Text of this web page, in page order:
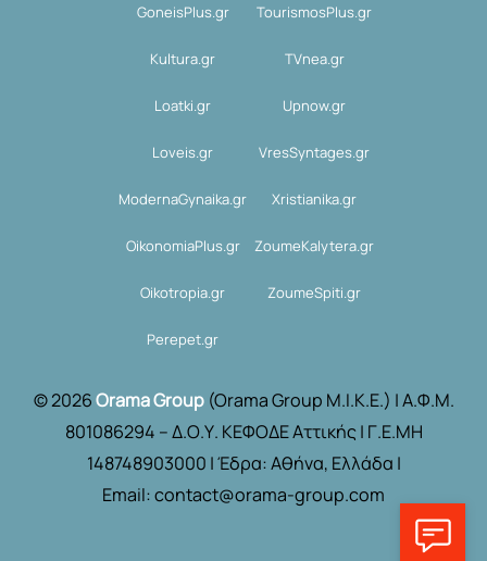
GoneisPlus.gr TourismosPlus.gr
Kultura.gr TVnea.gr
Loatki.gr Upnow.gr
Loveis.gr VresSyntages.gr
ModernaGynaika.gr Xristianika.gr
OikonomiaPlus.gr ZoumeKalytera.gr
Oikotropia.gr ZoumeSpiti.gr
Perepet.gr
© 2026Orama Group(Orama Group Μ.Ι.Κ.Ε.) | Α.Φ.Μ.
801086294 – Δ.Ο.Υ. ΚΕΦΟΔΕ Αττικής | Γ.Ε.ΜΗ
148748903000 | Έδρα: Αθήνα, Ελλάδα |
Email: contact@orama-group.com